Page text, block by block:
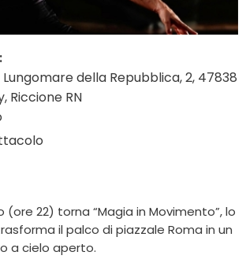
della Repubblica, 2, 47838
Riccione RN
(ore 22) torna “Magia in Movimento”, lo
il palco di piazzale Roma in un
a cielo aperto.